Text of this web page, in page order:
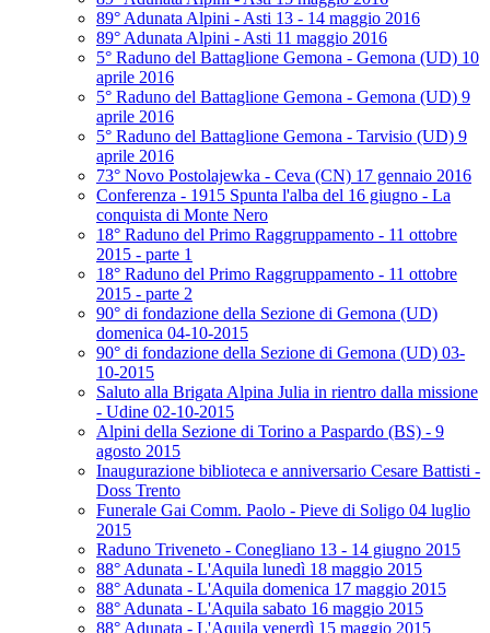
89° Adunata Alpini - Asti 13 - 14 maggio 2016
89° Adunata Alpini - Asti 11 maggio 2016
5° Raduno del Battaglione Gemona - Gemona (UD) 10
aprile 2016
5° Raduno del Battaglione Gemona - Gemona (UD) 9
aprile 2016
5° Raduno del Battaglione Gemona - Tarvisio (UD) 9
aprile 2016
73° Novo Postolajewka - Ceva (CN) 17 gennaio 2016
Conferenza - 1915 Spunta l'alba del 16 giugno - La
conquista di Monte Nero
18° Raduno del Primo Raggruppamento - 11 ottobre
2015 - parte 1
18° Raduno del Primo Raggruppamento - 11 ottobre
2015 - parte 2
90° di fondazione della Sezione di Gemona (UD)
domenica 04-10-2015
90° di fondazione della Sezione di Gemona (UD) 03-
10-2015
Saluto alla Brigata Alpina Julia in rientro dalla missione
- Udine 02-10-2015
Alpini della Sezione di Torino a Paspardo (BS) - 9
agosto 2015
Inaugurazione biblioteca e anniversario Cesare Battisti -
Doss Trento
Funerale Gai Comm. Paolo - Pieve di Soligo 04 luglio
2015
Raduno Triveneto - Conegliano 13 - 14 giugno 2015
88° Adunata - L'Aquila lunedì 18 maggio 2015
88° Adunata - L'Aquila domenica 17 maggio 2015
88° Adunata - L'Aquila sabato 16 maggio 2015
88° Adunata - L'Aquila venerdì 15 maggio 2015